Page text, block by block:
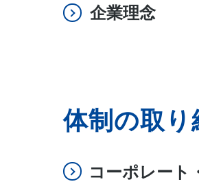
企業理念
体制の取り
コーポレート